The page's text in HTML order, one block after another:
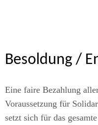
Besoldung /
Eine faire Bezahlung
Voraussetzung für
setzt sich für das